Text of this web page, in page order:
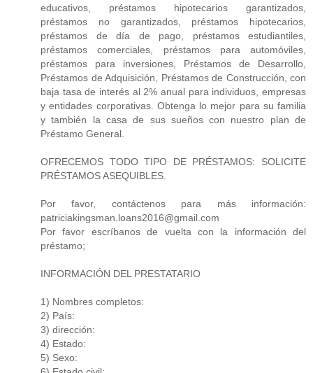
educativos, préstamos hipotecarios garantizados,
préstamos no garantizados, préstamos hipotecarios,
préstamos de día de pago, préstamos estudiantiles,
préstamos comerciales, préstamos para automóviles,
préstamos para inversiones, Préstamos de Desarrollo,
Préstamos de Adquisición, Préstamos de Construcción, con
baja tasa de interés al 2% anual para individuos, empresas
y entidades corporativas. Obtenga lo mejor para su familia
y también la casa de sus sueños con nuestro plan de
Préstamo General.
OFRECEMOS TODO TIPO DE PRÉSTAMOS: SOLICITE
PRÉSTAMOS ASEQUIBLES.
Por favor, contáctenos para más información:
patriciakingsman.loans2016@gmail.com
Por favor escríbanos de vuelta con la información del
préstamo;
INFORMACIÓN DEL PRESTATARIO
1) Nombres completos:
2) País:
3) dirección:
4) Estado:
5) Sexo: